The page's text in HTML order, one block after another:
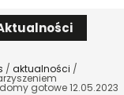
DLA FIRM
aktualności
gotowe 12.05.2023